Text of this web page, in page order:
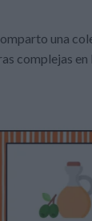
una
complejas en